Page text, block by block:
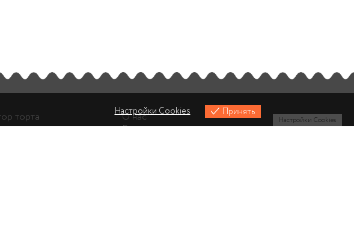
торта
О нас
Вакансии
Настройки Cookies Принять
Настройки Cookies